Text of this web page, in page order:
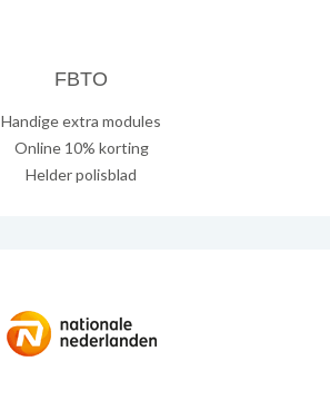
FBTO
Handige extra modules
Online 10% korting
Helder polisblad